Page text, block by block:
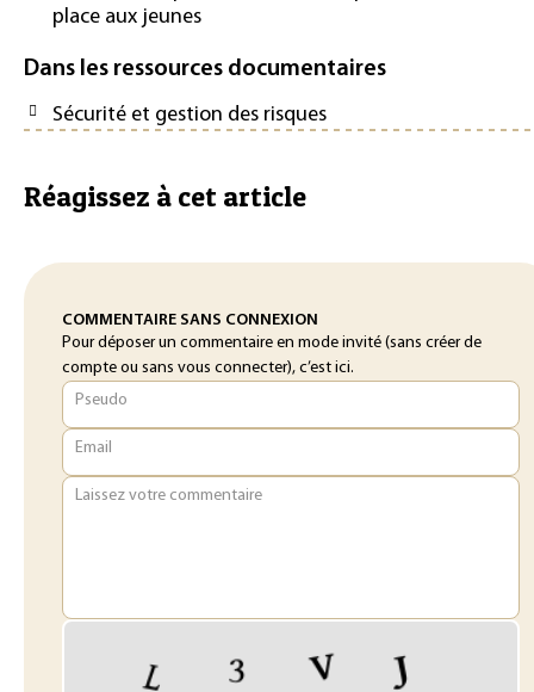
place aux jeunes
Dans les ressources documentaires
Sécurité et gestion des risques
Réagissez à cet article
COMMENTAIRE SANS CONNEXION
Pour déposer un commentaire en mode invité (sans créer de
compte ou sans vous connecter), c’est ici.
Pseudo
Email
Laissez votre commentaire